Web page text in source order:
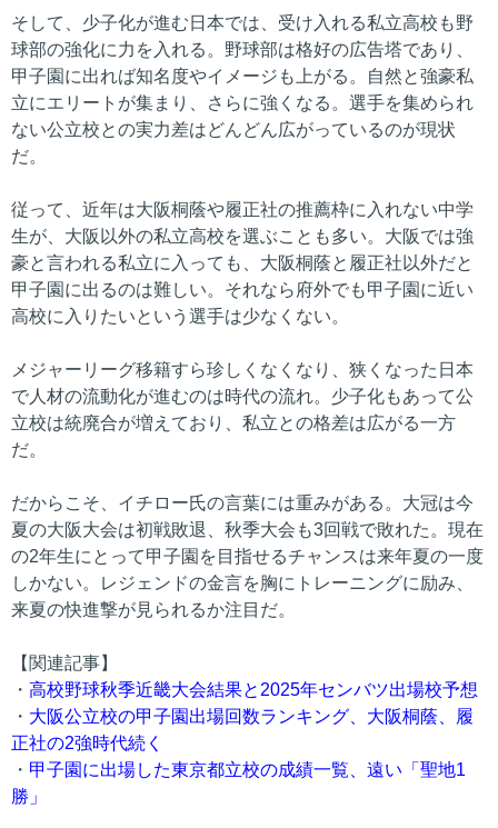
そして、少子化が進む日本では、受け入れる私立高校も野
球部の強化に力を入れる。野球部は格好の広告塔であり、
甲子園に出れば知名度やイメージも上がる。自然と強豪私
立にエリートが集まり、さらに強くなる。選手を集められ
ない公立校との実力差はどんどん広がっているのが現状
だ。
従って、近年は大阪桐蔭や履正社の推薦枠に入れない中学
生が、大阪以外の私立高校を選ぶことも多い。大阪では強
豪と言われる私立に入っても、大阪桐蔭と履正社以外だと
甲子園に出るのは難しい。それなら府外でも甲子園に近い
高校に入りたいという選手は少なくない。
メジャーリーグ移籍すら珍しくなくなり、狭くなった日本
で人材の流動化が進むのは時代の流れ。少子化もあって公
立校は統廃合が増えており、私立との格差は広がる一方
だ。
だからこそ、イチロー氏の言葉には重みがある。大冠は今
夏の大阪大会は初戦敗退、秋季大会も3回戦で敗れた。現在
の2年生にとって甲子園を目指せるチャンスは来年夏の一度
しかない。レジェンドの金言を胸にトレーニングに励み、
来夏の快進撃が見られるか注目だ。
【関連記事】
・ 高校野球秋季近畿大会結果と2025年センバツ出場校予想
・ 大阪公立校の甲子園出場回数ランキング、大阪桐蔭、履
正社の2強時代続く
・ 甲子園に出場した東京都立校の成績一覧、遠い「聖地1
勝」